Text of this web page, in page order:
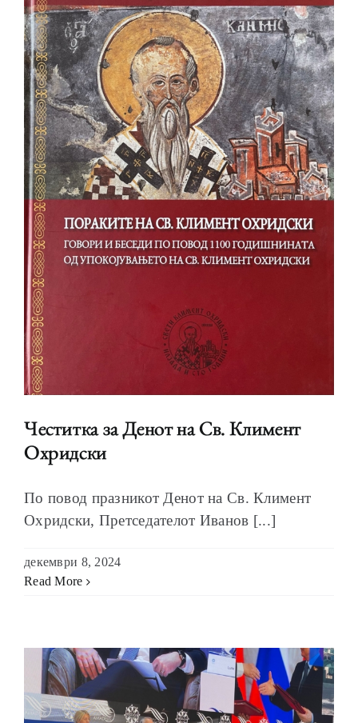
Честитка за Денот на Св. Климент
Охридски
По повод празникот Денот на Св. Климент
Охридски, Претседателот Иванов [...]
декември 8, 2024
Read More